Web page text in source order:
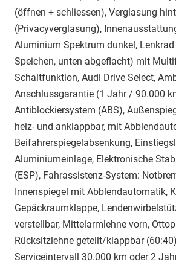
(öffnen + schliessen), Verglasung
(Privacyverglasung),
Aluminium Spektrum dunkel,
Speichen, unten abgeflacht) mit
Schaltfunktion, Audi Drive Select,
Anschlussgarantie (1 Jahr / 90.000
Antiblockiersystem (ABS),
heiz- und anklappbar, mit
Beifahrerspiegelabsenkung,
Aluminiumeinlage, Elektronische
(ESP), Fahrassistenz-System:
Innenspiegel mit Abblendautomatik,
Gepäckraumklappe,
verstellbar, Mittelarmlehne vorn,
Rücksitzlehne geteilt/klappbar
Serviceintervall 30.000 km oder 2